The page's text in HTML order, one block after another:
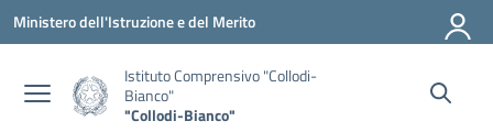
Vai ai contenuti
Vai al menu di navigazione
Vai al footer
Ministero dell'Istruzione e del Merito
Istituto Comprensivo "Collodi-
Bianco"
"Collodi-Bianco"